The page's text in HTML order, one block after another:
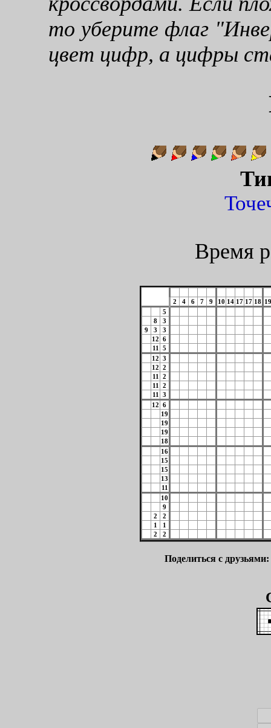
то уберите флаг
цвет цифр, а цифры
Время
2 4 6 7 9 10 14 17 17 18 19
5
8
3
9
3
3
12 6
11
5
12 3
12 2
11
2
11
2
11
3
12 6
19
19
19
18
16
15
15
13
11
10
9
2
2
1
1
2
2
Поделиться с друзьями: